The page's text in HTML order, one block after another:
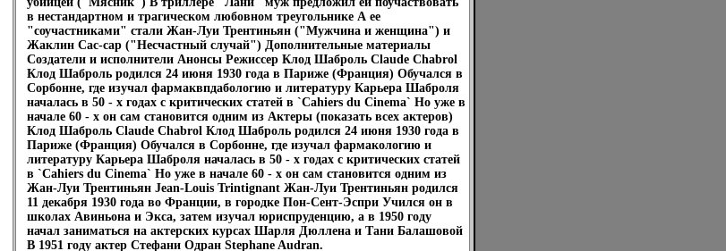
в нестандартном и трагическом любовном треугольнике А ее
"соучастниками" стали Жан-Луи Трентиньян ("Мужчина и женщина") и
Жаклин Сас-сар ("Несчастный случай") Дополнительные материалы
Создатели и исполнители Анонсы Режиссер Клод Шаброль Claude Chabrol
Клод Шаброль родился 24 июня 1930 года в Париже (Франция) Обучался в
Сорбонне, где изучал фармаквпдабологию и литературу Карьера Шаброля
началась в 50 - х годах с критических статей в `Cahiers du Cinema` Но уже в
начале 60 - х он сам становится одним из Актеры (показать всех актеров)
Клод Шаброль Claude Chabrol Клод Шаброль родился 24 июня 1930 года в
Париже (Франция) Обучался в Сорбонне, где изучал фармакологию и
литературу Карьера Шаброля началась в 50 - х годах с критических статей
в `Cahiers du Cinema` Но уже в начале 60 - х он сам становится одним из
Жан-Луи Трентиньян Jean-Louis Trintignant Жан-Луи Трентиньян родился
11 декабря 1930 года во Франции, в городке Пон-Сент-Эспри Учился он в
школах Авиньона и Экса, затем изучал юриспруденцию, а в 1950 году
начал заниматься на актерских курсах Шарля Дюллена и Тани Балашовой
В 1951 году актер Стефани Одран Stephane Audran.